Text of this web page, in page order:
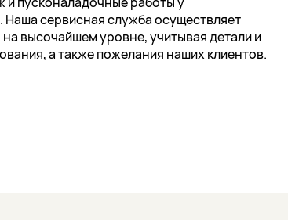
сервисная служба осуществляет
высочайшем уровне, учитывая детали и
а также пожелания наших клиентов.